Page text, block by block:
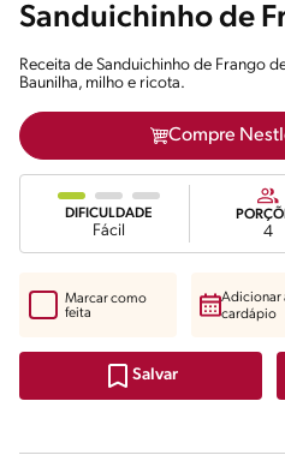
Sanduichinho de
Receita de Sanduichinho de Frango
Baunilha, milho e ricota.
Compre
DIFICULDADE
Fácil 4
Salvar
Marcar como
feita
Adicionar
cardápio